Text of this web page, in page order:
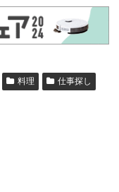
料理 仕事探し